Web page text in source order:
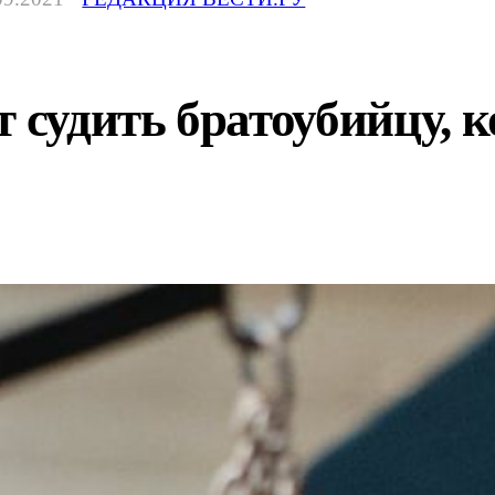
судить братоубийцу,